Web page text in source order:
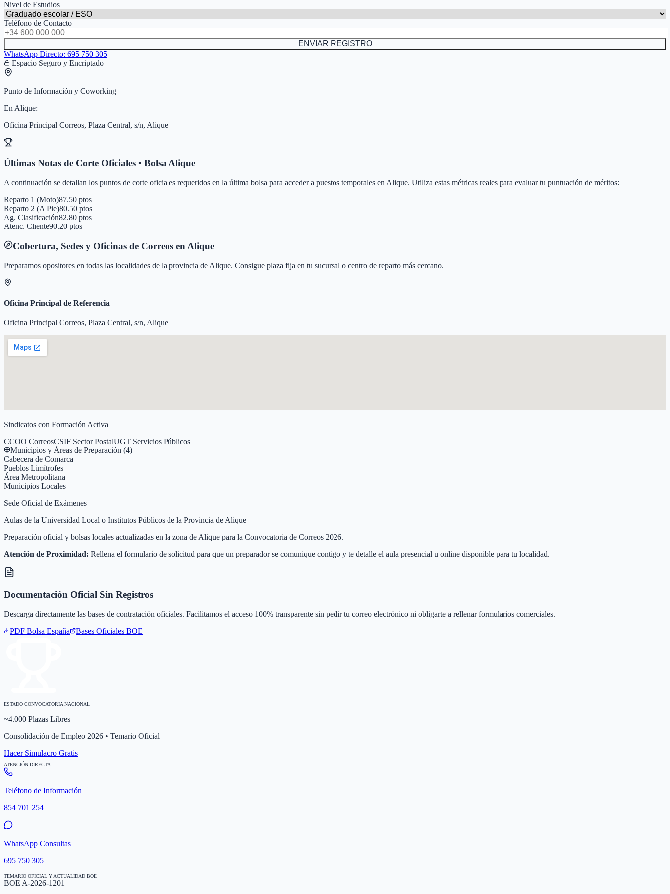
Nivel de Estudios
Teléfono de Contacto
ENVIAR REGISTRO
WhatsApp Directo: 695 750 305
Espacio Seguro y Encriptado
Punto de Información y Coworking
En Alique:
Oficina Principal Correos, Plaza Central, s/n, Alique
Últimas Notas de Corte Oficiales • BolsaAlique
A continuación se detallan los puntos de corte oficiales requeridos en la última bolsa para acceder a puestos temporales en Alique. Utiliza estas métricas reales para evaluar tu puntuación de méritos:
Reparto 1 (Moto)87.50 ptos
Reparto 2 (A Pie)80.50 ptos
Ag. Clasificación82.80 ptos
Atenc. Cliente90.20 ptos
Cobertura, Sedes y Oficinas de Correos en Alique
Preparamos opositores en todas las localidades de la provincia de Alique. Consigue plaza fija en tu sucursal o centro de reparto más cercano.
Oficina Principal de Referencia
Oficina Principal Correos, Plaza Central, s/n, Alique
Sindicatos con Formación Activa
CCOO CorreosCSIF Sector PostalUGT Servicios Públicos
Municipios y Áreas de Preparación (4)
Cabecera de Comarca
Pueblos Limítrofes
Área Metropolitana
Municipios Locales
Sede Oficial de Exámenes
Aulas de la Universidad Local o Institutos Públicos de la Provincia de Alique
Preparación oficial y bolsas locales actualizadas en la zona de Alique para la Convocatoria de Correos 2026.
Atención de Proximidad: Rellena el formulario de solicitud para que un preparador se comunique contigo y te detalle el aula presencial u online disponible para tu localidad.
Documentación Oficial Sin Registros
Descarga directamente las bases de contratación oficiales. Facilitamos el acceso 100% transparente sin pedir tu correo electrónico ni obligarte a rellenar formularios comerciales.
PDF Bolsa España Bases Oficiales BOE
ESTADO CONVOCATORIA NACIONAL
~4.000 Plazas Libres
Consolidación de Empleo 2026 • Temario Oficial
Hacer Simulacro Gratis
ATENCIÓN DIRECTA
Teléfono de Información
854 701 254
WhatsApp Consultas
695 750 305
TEMARIO OFICIAL Y ACTUALIDAD BOE
BOE A-2026-1201